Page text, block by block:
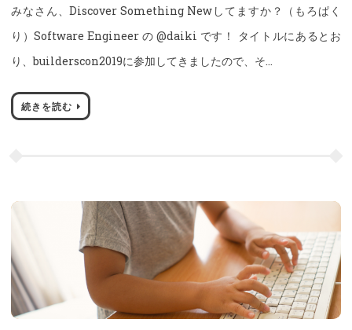
みなさん、Discover Something Newしてますか？（もろぱく
り）Software Engineer の @daiki です！ タイトルにあるとお
り、builderscon2019に参加してきましたので、そ…
続きを読む